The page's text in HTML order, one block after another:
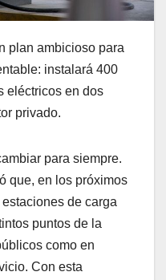
plan ambicioso para
instalará 400
eléctricos en dos
privado.
para siempre.
que, en los próximos
de carga
puntos de la
como en
Con esta